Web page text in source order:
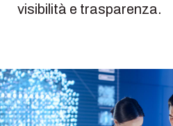
visibilità e trasparenza.